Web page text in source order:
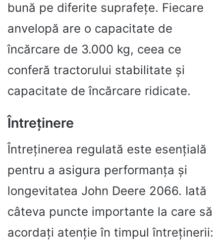
bună pe diferite suprafețe. Fiecare
anvelopă are o capacitate de
încărcare de 3.000 kg, ceea ce
conferă tractorului stabilitate și
capacitate de încărcare ridicate.
Întreținere
Întreținerea regulată este esențială
pentru a asigura performanța și
longevitatea John Deere 2066. Iată
câteva puncte importante la care să
acordați atenție în timpul întreținerii: